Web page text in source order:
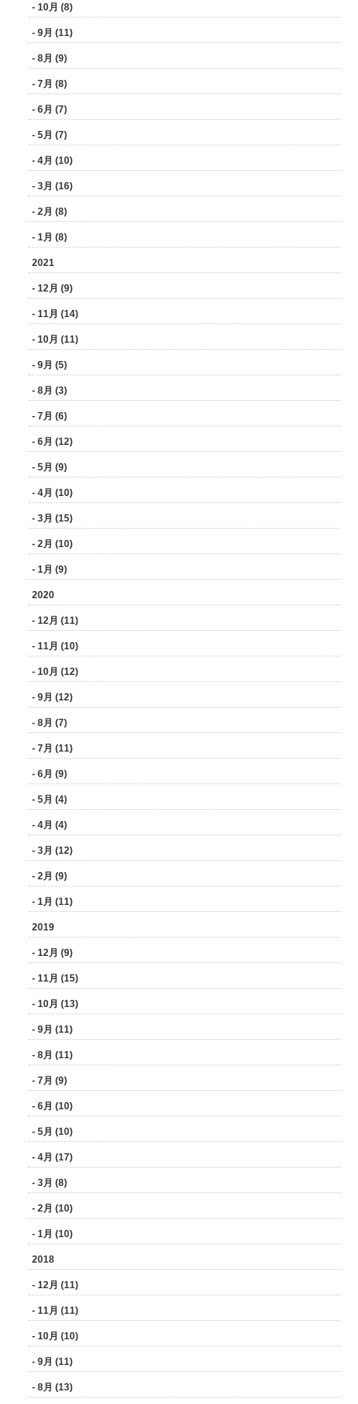
- 10月 (8)
- 9月 (11)
- 8月 (9)
- 7月 (8)
- 6月 (7)
- 5月 (7)
- 4月 (10)
- 3月 (16)
- 2月 (8)
- 1月 (8)
2021
- 12月 (9)
- 11月 (14)
- 10月 (11)
- 9月 (5)
- 8月 (3)
- 7月 (6)
- 6月 (12)
- 5月 (9)
- 4月 (10)
- 3月 (15)
- 2月 (10)
- 1月 (9)
2020
- 12月 (11)
- 11月 (10)
- 10月 (12)
- 9月 (12)
- 8月 (7)
- 7月 (11)
- 6月 (9)
- 5月 (4)
- 4月 (4)
- 3月 (12)
- 2月 (9)
- 1月 (11)
2019
- 12月 (9)
- 11月 (15)
- 10月 (13)
- 9月 (11)
- 8月 (11)
- 7月 (9)
- 6月 (10)
- 5月 (10)
- 4月 (17)
- 3月 (8)
- 2月 (10)
- 1月 (10)
2018
- 12月 (11)
- 11月 (11)
- 10月 (10)
- 9月 (11)
- 8月 (13)